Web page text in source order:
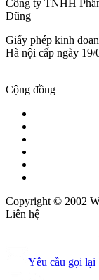
Công ty TNHH
Dũng
Giấy phép kinh
Hà nội cấp ngày 19/
Cộng đồng
Copyright © 2002
Liên hệ
Yêu cầu gọi lại